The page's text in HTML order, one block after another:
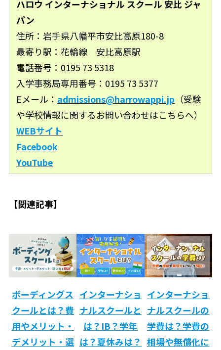
ハロウ インターナショナル スクール 安比 ジャ
パン
住所：岩手県八幡平市安比高原180-8
最寄り駅：花輪線 安比高原駅
電話番号：0195 73 5318
入学事務局専用番号：0195 73 5377
Eメール： admissions@harrowappi.jp （受験
や学校情報に関するお問い合わせはこちらへ）
WEBサイト
Facebook
YouTube
【関連記事】
ボーディングス
クールとは？費
用やメリット・
デメリット・選
インターナショ
ナルスクールと
は？IB？学年
は？夏休みは？
インターナショ
ナルスクールの
学費は？学費の
相場や無償化に